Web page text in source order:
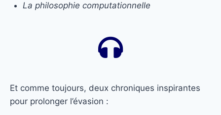
La philosophie computationnelle
Et comme toujours, deux chroniques inspirantes
pour prolonger l’évasion :